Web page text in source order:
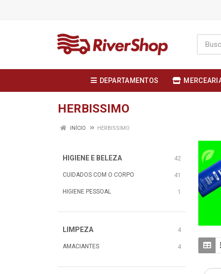
DEPARTAMENTOS
HERBISSIMO
INÍCIO HERBISSIMO
HIGIENE E BELEZA 42
CUIDADOS COM O CORPO 41
HIGIENE PESSOAL 1
LIMPEZA 4
AMACIANTES 4